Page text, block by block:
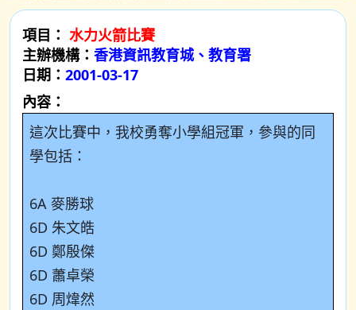
項目： 水力火箭比賽
主辦機構： 香港資訊教育城、教育署
日期： 2001-03-17
內容：
這次比賽中，我校勇奪小學組冠軍，參與的同
學包括：
6A 麥勝球
6D 朱文皓
6D 鄭殷傑
6D 蕭卓榮
6D 周煒然